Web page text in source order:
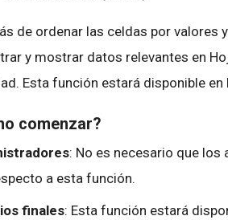
de ordenar las celdas por valores
y mostrar datos relevantes en
Esta función estará disponible
comenzar?
: No es necesario que
a esta función.
finales: Esta función estará